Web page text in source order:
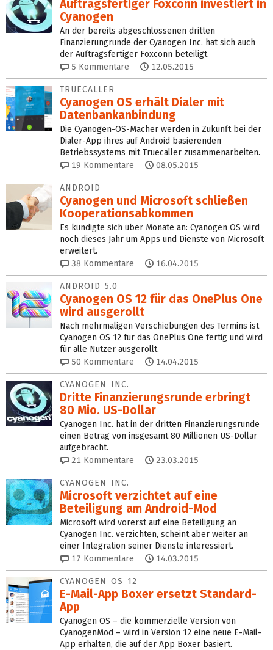
Auftragsfertiger Foxconn investiert in
Cyanogen
An der bereits abgeschlossenen dritten
Finanzierungrunde der Cyanogen Inc. hat sich auch
der Auftragsfertiger Foxconn beteiligt.
5 Kommentare 12.05.2015
TRUECALLER
Cyanogen OS erhält Dialer mit
Datenbankanbindung
Die Cyanogen-OS-Macher werden in Zukunft bei der
Dialer-App ihres auf Android basierenden
Betriebssystems mit Truecaller zusammenarbeiten.
19 Kommentare 08.05.2015
ANDROID
Cyanogen und Microsoft schließen
Kooperationsabkommen
Es kündigte sich über Monate an: Cyanogen OS wird
noch dieses Jahr um Apps und Dienste von Microsoft
erweitert.
38 Kommentare 16.04.2015
ANDROID 5.0
Cyanogen OS 12 für das OnePlus One
wird ausgerollt
Nach mehrmaligen Verschiebungen des Termins ist
Cyanogen OS 12 für das OnePlus One fertig und wird
für alle Nutzer ausgerollt.
50 Kommentare 14.04.2015
CYANOGEN INC.
Dritte Finanzierungsrunde erbringt
80 Mio. US-Dollar
Cyanogen Inc. hat in der dritten Finanzierungsrunde
einen Betrag von insgesamt 80 Millionen US-Dollar
aufgebracht.
21 Kommentare 23.03.2015
CYANOGEN INC.
Microsoft verzichtet auf eine
Beteiligung am Android-Mod
Microsoft wird vorerst auf eine Beteiligung an
Cyanogen Inc. verzichten, scheint aber weiter an
einer Integration seiner Dienste interessiert.
17 Kommentare 14.03.2015
CYANOGEN OS 12
E-Mail-App Boxer ersetzt Standard-
App
Cyanogen OS – die kommerzielle Version von
CyanogenMod – wird in Version 12 eine neue E-Mail-
App erhalten, die auf der App Boxer basiert.